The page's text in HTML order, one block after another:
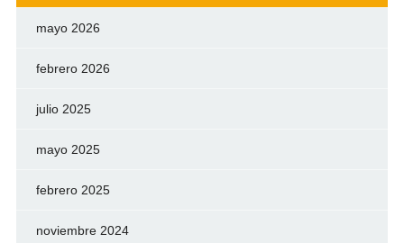
mayo 2026
febrero 2026
julio 2025
mayo 2025
febrero 2025
noviembre 2024